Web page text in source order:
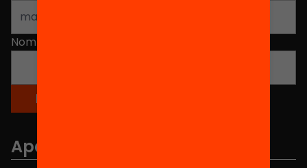
Nombre
Apartados